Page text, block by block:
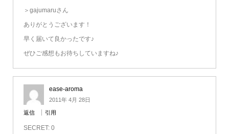
＞gajumaruさん
ありがとうございます！
早く届いて良かったです♪
ぜひご感想もお待ちしていますね♪
ease-aroma
2011年 4月 28日
返信 引用
SECRET: 0